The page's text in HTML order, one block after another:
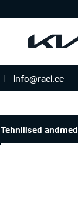
info@rael.ee
Tehnilised andmed